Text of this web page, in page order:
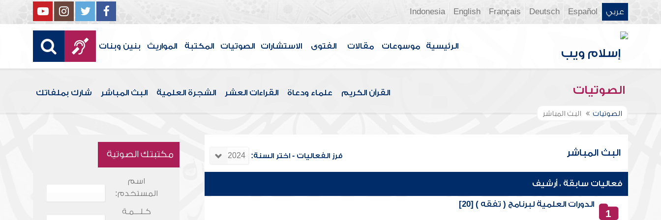
عربي Español
Deutsch
Français
English
Indonesia
الرئيسية موسوعات مقالات الفتوى الاستشارات الصوتيات المكتبة المواريث بنين وبنات
الصوتيات القرآن الكريم علماء ودعاة القراءات العشر الشجرة العلمية البث المباشر شارك بملفاتك
الصوتيات البث المباشر
البث المباشر فرز الفعاليات - اختر السنة:
فعاليات سابقة ، أرشيف
1
الدورات العلمية لبرنامج ( تفقه ) [20]
مكتبتك الصوتية
اسم
المستخدم:
كـلـــمـة